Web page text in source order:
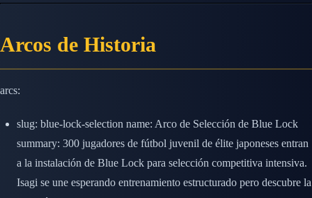
Arcos de Historia
arcs:
slug: blue-lock-selection name: Arco de Selección de Blue Lock
summary: 300 jugadores de fútbol juvenil de élite japoneses entran
a la instalación de Blue Lock para selección competitiva intensiva.
Isagi se une esperando entrenamiento estructurado pero descubre la